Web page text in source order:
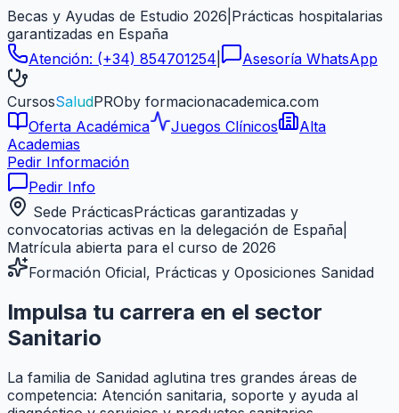
Becas y Ayudas de Estudio 2026 Prácticas hospitalarias
garantizadas en España
Atención: (+34) 854701254 Asesoría WhatsApp
CursosSaludPROby formacionacademica.com
Oferta Académica
Juegos Clínicos
Alta
Academias
Pedir Información
Pedir Info
Sede PrácticasPrácticas garantizadas y
convocatorias activas en la delegación de España
Matrícula abierta para el curso de 2026
Formación Oficial, Prácticas y Oposiciones Sanidad
Impulsa tu carrera en el sector
Sanitario
La familia de Sanidad aglutina tres grandes áreas de
competencia: Atención sanitaria, soporte y ayuda al